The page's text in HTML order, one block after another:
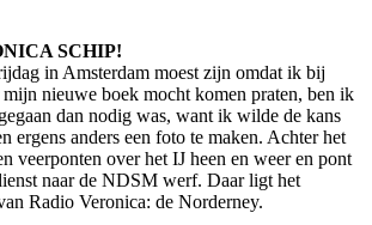
SCHIP!
in Amsterdam moest zijn omdat ik bij
nieuwe boek mocht komen praten, ben ik
dan nodig was, want ik wilde de kans
ergens anders een foto te maken. Achter het
veerponten over het IJ heen en weer en pont
naar de NDSM werf. Daar ligt het
Radio Veronica: de Norderney.